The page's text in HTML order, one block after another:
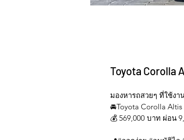
Toyota Corolla
มองหารถสวยๆ ที่ใช้ง
🚘Toyota Corolla
💰 569,000 บาท ผ่อน